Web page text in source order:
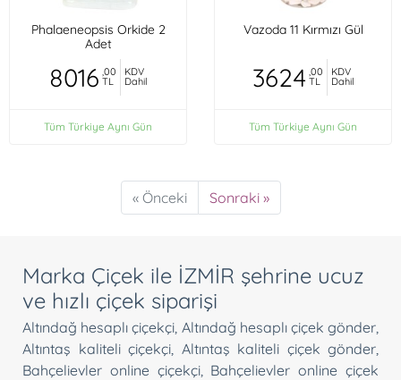
Phalaeneopsis Orkide 2
Adet
8016 ,00
TL
KDV
Dahil
Tüm Türkiye Aynı Gün
Vazoda 11 Kırmızı Gül
3624 ,00
TL
KDV
Dahil
Tüm Türkiye Aynı Gün
« Önceki Sonraki »
Marka Çiçek ile İZMİR şehrine ucuz
ve hızlı çiçek siparişi
Altındağ hesaplı çiçekçi Altındağ hesaplı çiçek gönder
Altıntaş kaliteli çiçekçi Altıntaş kaliteli çiçek gönder
Bahçelievler online çiçekçi, Bahçelievler online çiçek